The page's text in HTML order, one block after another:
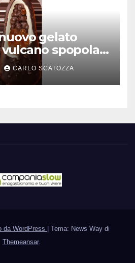
gelato
spopola,
CARLO SCATOZZA
da WordPress
Tema: News Way di
Themeansar.